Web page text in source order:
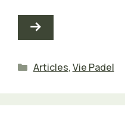
Catégories
Articles,Vie Padel